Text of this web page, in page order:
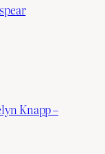
Knapp –